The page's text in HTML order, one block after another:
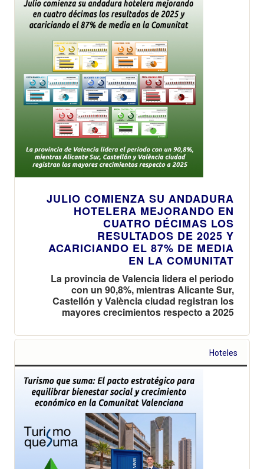
JULIO COMIENZA SU ANDADURA
HOTELERA MEJORANDO EN
CUATRO DÉCIMAS LOS
RESULTADOS DE 2025 Y
ACARICIANDO EL 87% DE MEDIA
EN LA COMUNITAT
La provincia de Valencia lidera el periodo
con un 90,8%, mientras Alicante Sur,
Castellón y València ciudad registran los
mayores crecimientos respecto a 2025
Hoteles